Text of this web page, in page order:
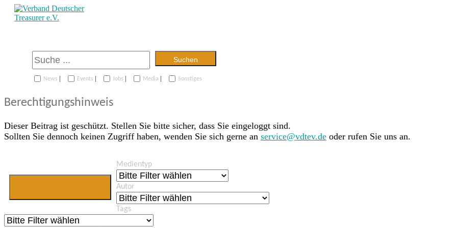
Suchen
News | Events | Jobs | Media | Sonstiges
Berechtigungshinweis
Dieser Beitrag ist geschützt. Stellen Sie bitte sicher, dass Sie eingeloggt sind.
Sollten Sie dennoch keinen Zugriff haben, wenden Sie sich gerne an service@vdtev.de oder rufen Sie uns an.
Medientyp
Autor
Tags